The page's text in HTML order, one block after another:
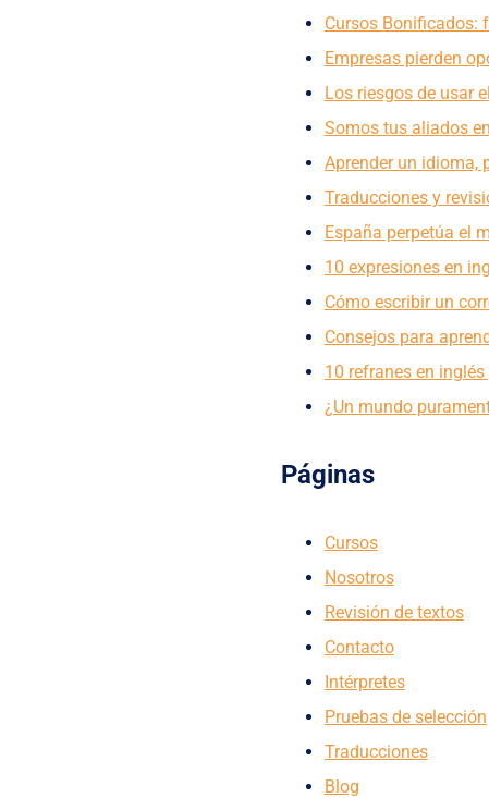
Cursos Bonificados:
Empresas pierden
Los riesgos de usar
Somos tus aliados
Aprender un idioma,
Traducciones y
España perpetúa el
10 expresiones en
Cómo escribir un
Consejos para
10 refranes en
¿Un mundo
Páginas
Cursos
Nosotros
Revisión de textos
Contacto
Intérpretes
Pruebas de selección
Traducciones
Blog